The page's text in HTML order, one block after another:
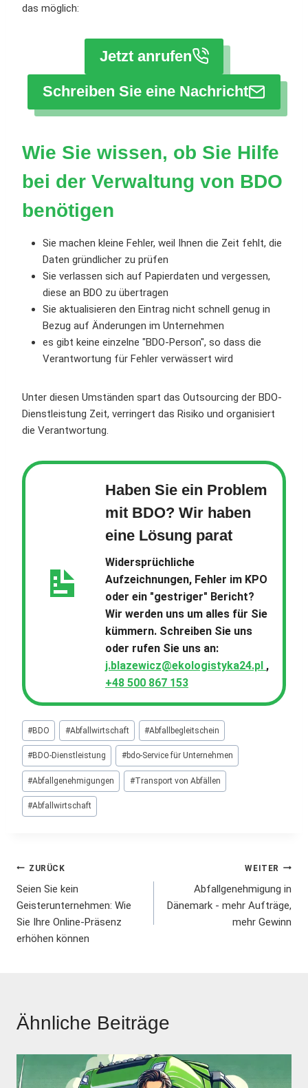
das möglich:
Jetzt anrufen
Schreiben Sie eine Nachricht
Wie Sie wissen, ob Sie Hilfe
bei der Verwaltung von BDO
benötigen
Sie machen kleine Fehler, weil Ihnen die Zeit fehlt, die
Daten gründlicher zu prüfen
Sie verlassen sich auf Papierdaten und vergessen,
diese an BDO zu übertragen
Sie aktualisieren den Eintrag nicht schnell genug in
Bezug auf Änderungen im Unternehmen
es gibt keine einzelne "BDO-Person", so dass die
Verantwortung für Fehler verwässert wird
Unter diesen Umständen spart das Outsourcing der BDO-
Dienstleistung Zeit, verringert das Risiko und organisiert
die Verantwortung.
Haben Sie ein Problem
mit BDO? Wir haben
eine Lösung parat
Widersprüchliche
Aufzeichnungen, Fehler im KPO
oder ein "gestriger" Bericht?
Wir werden uns um alles für Sie
kümmern. Schreiben Sie uns
oder rufen Sie uns an:
j.blazewicz@ekologistyka24.pl ,
+48 500 867 153
Schlagworte:
#BDO #Abfallwirtschaft #Abfallbegleitschein
#BDO-Dienstleistung #bdo-Service für Unternehmen
#Abfallgenehmigungen #Transport von Abfällen
#Abfallwirtschaft
Beitrags-
Navigation
ZURÜCK
Seien Sie kein
Geisterunternehmen: Wie
Sie Ihre Online-Präsenz
erhöhen können
WEITER
Abfallgenehmigung in
Dänemark - mehr Aufträge,
mehr Gewinn
Ähnliche Beiträge